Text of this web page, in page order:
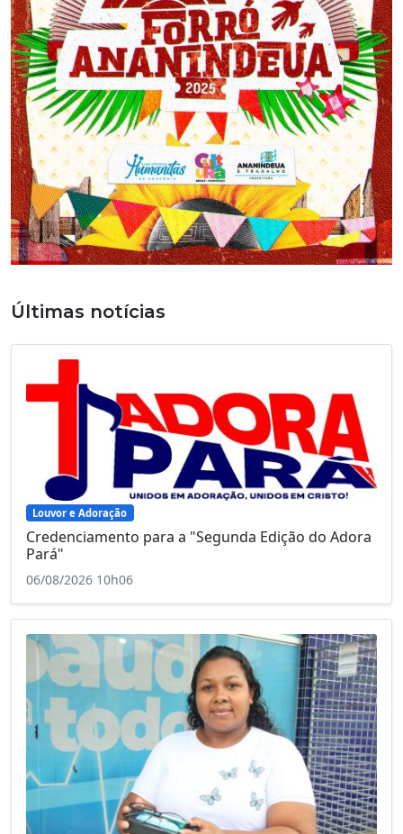
Últimas notícias
Louvor e Adoração
Credenciamento para a "Segunda Edição do Adora
Pará"
06/08/2026 10h06